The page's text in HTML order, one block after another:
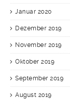
Januar 2020
Dezember 2019
November 2019
Oktober 2019
September 2019
August 2019